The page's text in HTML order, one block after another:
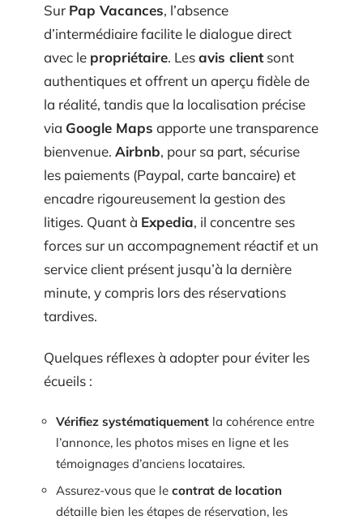
Sur Pap Vacances, l’absence
d’intermédiaire facilite le dialogue direct
avec le propriétaire. Lesavis clientsont
authentiques et offrent un aperçu fidèle de
la réalité, tandis que la localisation précise
via Google Maps apporte une transparence
bienvenue. Airbnb, pour sa part, sécurise
les paiements (Paypal, carte bancaire) et
encadre rigoureusement la gestion des
litiges. Quant à Expedia, il concentre ses
forces sur un accompagnement réactif et un
service client présent jusqu’à la dernière
minute, y compris lors des réservations
tardives.
Quelques réflexes à adopter pour éviter les
écueils :
Vérifiez systématiquement la cohérence entre
l’annonce, les photos mises en ligne et les
témoignages d’anciens locataires.
Assurez-vous que le contrat de location
détaille bien les étapes de réservation, les